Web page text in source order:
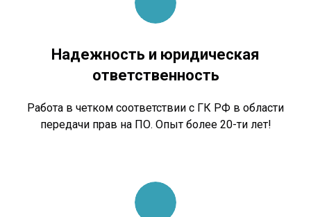
Надежность и юридическая
ответственность
Работа в четком соответствии с ГК РФ в области
передачи прав на ПО. Опыт более 20-ти лет!